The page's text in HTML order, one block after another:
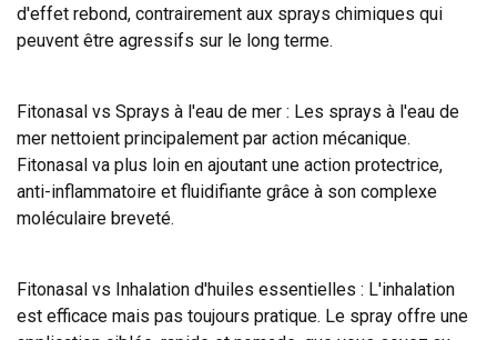
d'effet rebond, contrairement aux sprays chimiques qui
peuvent être agressifs sur le long terme.
Fitonasal vs Sprays à l'eau de mer : Les sprays à l'eau de
mer nettoient principalement par action mécanique.
Fitonasal va plus loin en ajoutant une action protectrice,
anti-inflammatoire et fluidifiante grâce à son complexe
moléculaire breveté.
Fitonasal vs Inhalation d'huiles essentielles : L'inhalation
est efficace mais pas toujours pratique. Le spray offre une